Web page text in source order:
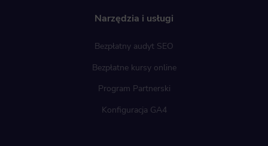
Narzędzia i usługi
Bezpłatny audyt SEO
Bezpłatne kursy online
Program Partnerski
Konfiguracja GA4